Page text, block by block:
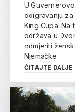
U
doigravanju za
King Cupa. Na
održava u
odmjeriti
Njemačke.
ČITAJTE DALJE